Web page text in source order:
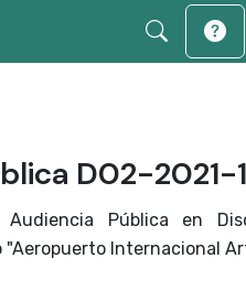
D02-2021-
Pública en
Internacional